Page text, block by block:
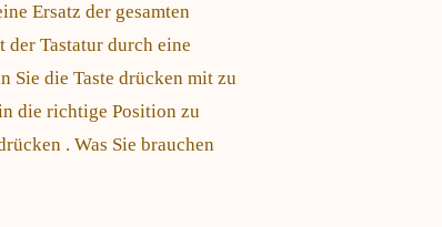
Ersatz der gesamten
der Tastatur durch eine
Sie die Taste drücken mit zu
die richtige Position zu
. Was Sie brauchen